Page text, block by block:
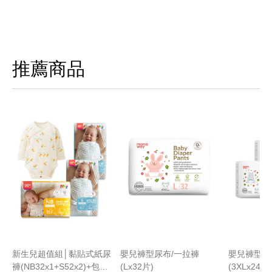
推薦商品
新生兒超值組│黏貼式紙尿
褲(NB32x1+S52x2)+包屁
嬰兒褲型尿布/一拉褲
(Lx32片)
嬰兒褲型
(3XLx24片